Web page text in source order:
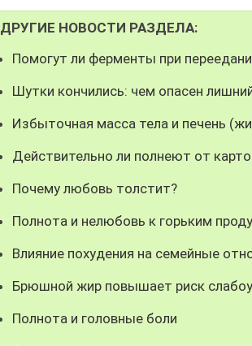
ДРУГИЕ НОВОСТИ РАЗДЕЛА:
Помогут ли ферменты при
Шутки кончились: чем опасен
Избыточная масса тела и печень
Действительно ли полнеют от
Почему любовь толстит?
Полнота и нелюбовь к горьким
Влияние похудения на семейные
Брюшной жир повышает риск
Полнота и головные боли